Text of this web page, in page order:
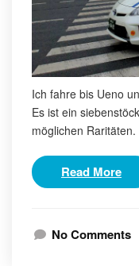
Ich fahre bis Ueno
Es ist ein
möglichen Raritäten.
Read More
No Comments